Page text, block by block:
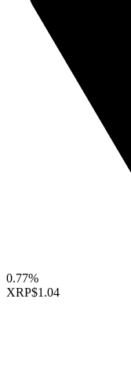
0.77%
XRP$1.04